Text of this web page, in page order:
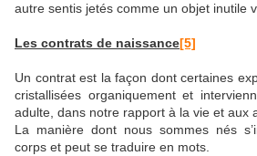
autre sentis jetés comme un objet inutile
Les contrats de naissance[5]
Un contrat est la façon dont certaines
cristallisées organiquement et
adulte, dans notre rapport à la vie et aux
La manière dont nous sommes nés
corps et peut se traduire en mots.